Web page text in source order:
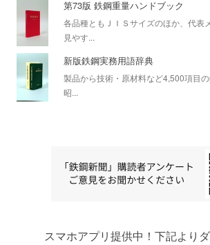
第73版 鉄鋼重量ハンドブック
各品種ともＪＩＳサイズのほか、代表
見やす...
新版鉄鋼実務用語辞典
製品から技術・原材料など4,500項目の
昭...
スマホアプリ提供中！下記より